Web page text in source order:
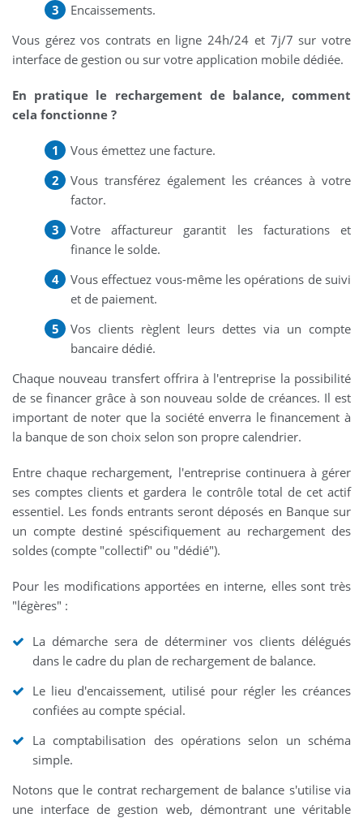
Encaissements.
Vous gérez vos contrats en ligne 24h/24 et 7j/7 sur votre
interface de gestion ou sur votre application mobile dédiée.
En pratique le rechargement de balance, comment
cela fonctionne ?
Vous émettez une facture.
Vous transférez également les créances à votre
factor.
Votre affactureur garantit les facturations et
finance le solde.
Vous effectuez vous-même les opérations de suivi
et de paiement.
Vos clients règlent leurs dettes via un compte
bancaire dédié.
Chaque nouveau transfert offrira à l'entreprise la possibilité
de se financer grâce à son nouveau solde de créances. Il est
important de noter que la société enverra le financement à
la banque de son choix selon son propre calendrier.
Entre chaque rechargement, l'entreprise continuera à gérer
ses comptes clients et gardera le contrôle total de cet actif
essentiel. Les fonds entrants seront déposés en Banque sur
un compte destiné spéscifiquement au rechargement des
soldes (compte "collectif" ou "dédié").
Pour les modifications apportées en interne, elles sont très
"légères" :
La démarche sera de déterminer vos clients délégués
dans le cadre du plan de rechargement de balance.
Le lieu d'encaissement, utilisé pour régler les créances
confiées au compte spécial.
La comptabilisation des opérations selon un schéma
simple.
Notons que le contrat rechargement de balance s'utilise via
une interface de gestion web, démontrant une véritable